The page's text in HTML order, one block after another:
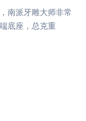
南派牙雕大师非常
底座，总克重